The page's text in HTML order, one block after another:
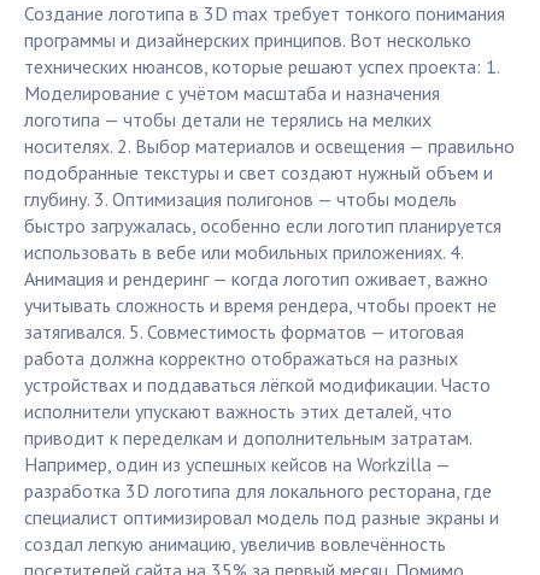
Создание логотипа в 3D max требует тонкого понимания
программы и дизайнерских принципов. Вот несколько
технических нюансов, которые решают успех проекта: 1.
Моделирование с учётом масштаба и назначения
логотипа — чтобы детали не терялись на мелких
носителях. 2. Выбор материалов и освещения — правильно
подобранные текстуры и свет создают нужный объем и
глубину. 3. Оптимизация полигонов — чтобы модель
быстро загружалась, особенно если логотип планируется
использовать в вебе или мобильных приложениях. 4.
Анимация и рендеринг — когда логотип оживает, важно
учитывать сложность и время рендера, чтобы проект не
затягивался. 5. Совместимость форматов — итоговая
работа должна корректно отображаться на разных
устройствах и поддаваться лёгкой модификации. Часто
исполнители упускают важность этих деталей, что
приводит к переделкам и дополнительным затратам.
Например, один из успешных кейсов на Workzilla —
разработка 3D логотипа для локального ресторана, где
специалист оптимизировал модель под разные экраны и
создал легкую анимацию, увеличив вовлечённость